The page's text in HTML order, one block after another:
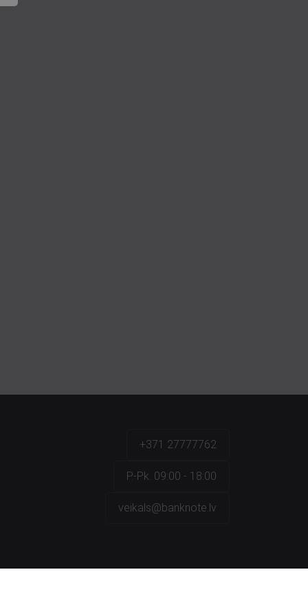
+371 27777762
P.-Pk. 09:00 - 18:00
veikals@banknote.lv